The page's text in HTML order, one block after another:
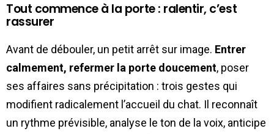
Tout commence à la porte : ralentir, c’est
rassurer
Avant de débouler, un petit arrêt sur image. Entrer
calmement, refermer la porte doucement, poser
ses affaires sans précipitation : trois gestes qui
modifient radicalement l’accueil du chat. Il reconnaît
un rythme prévisible, analyse le ton de la voix, anticipe